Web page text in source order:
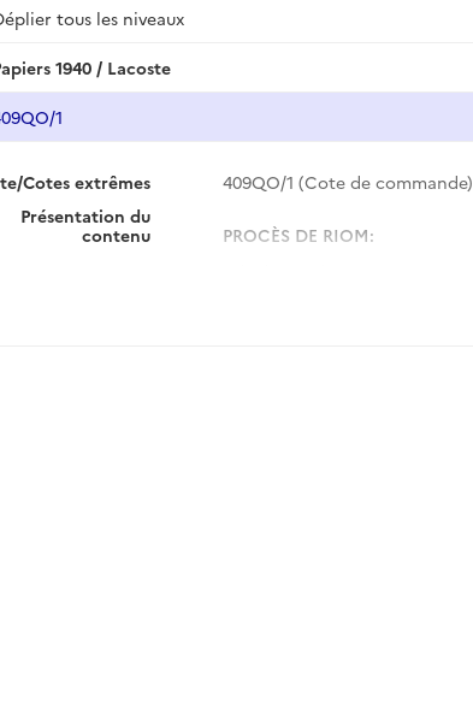
tous les niveaux
1940 / Lacoste
1
Cotes extrêmes
409QO/1 (Cote de commande)
Présentation du
contenu
PROCÈS DE RIOM: